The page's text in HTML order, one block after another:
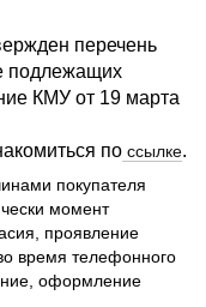
перечень
подлежащих
КМУ от 19 марта
по ссылке.
покупателя
момент
проявление
время телефонного
оформление